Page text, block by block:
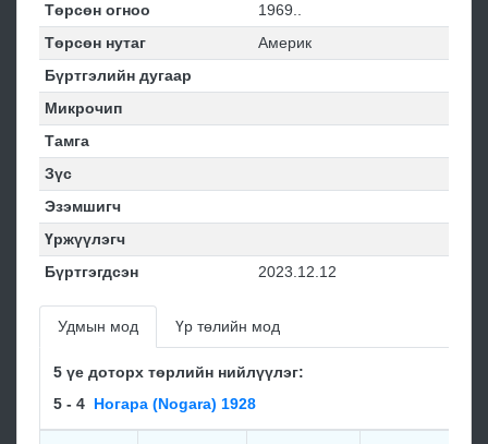
Төрсөн огноо
1969..
Төрсөн нутаг
Америк
Бүртгэлийн дугаар
Микрочип
Тамга
Зүс
Эзэмшигч
Үржүүлэгч
Бүртгэгдсэн
2023.12.12
Удмын мод Үр төлийн мод
5 үе доторх төрлийн нийлүүлэг:
5 - 4 Ногара (Nogara) 1928